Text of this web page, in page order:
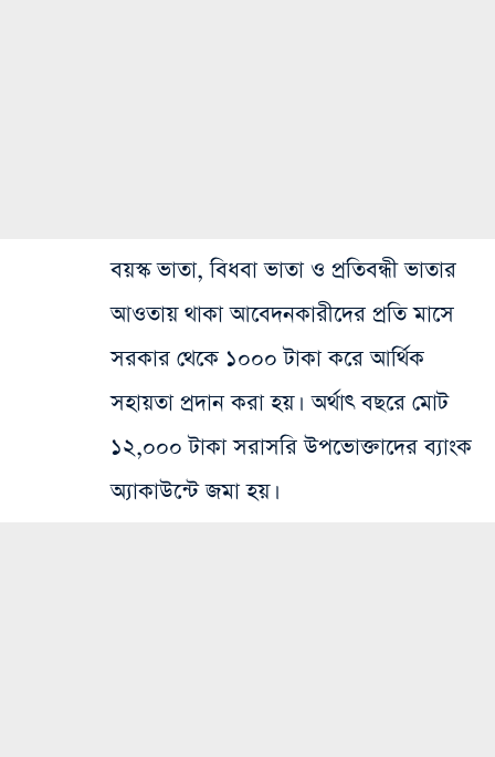
বয়স্ক ভাতা, বিধবা ভাতা ও প্রতিবন্ধী ভাতার
আওতায় থাকা আবেদনকারীদের প্রতি মাসে
সরকার থেকে ১০০০ টাকা করে আর্থিক
সহায়তা প্রদান করা হয়। অর্থাৎ বছরে মোট
১২,০০০ টাকা সরাসরি উপভোক্তাদের ব্যাংক
অ্যাকাউন্টে জমা হয়।